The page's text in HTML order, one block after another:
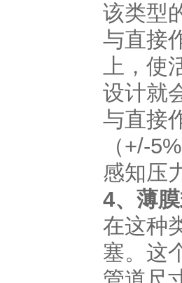
该类型
与直接
上，
设计就
与直接
（+/-
感知压
4、薄
在这种
塞。这